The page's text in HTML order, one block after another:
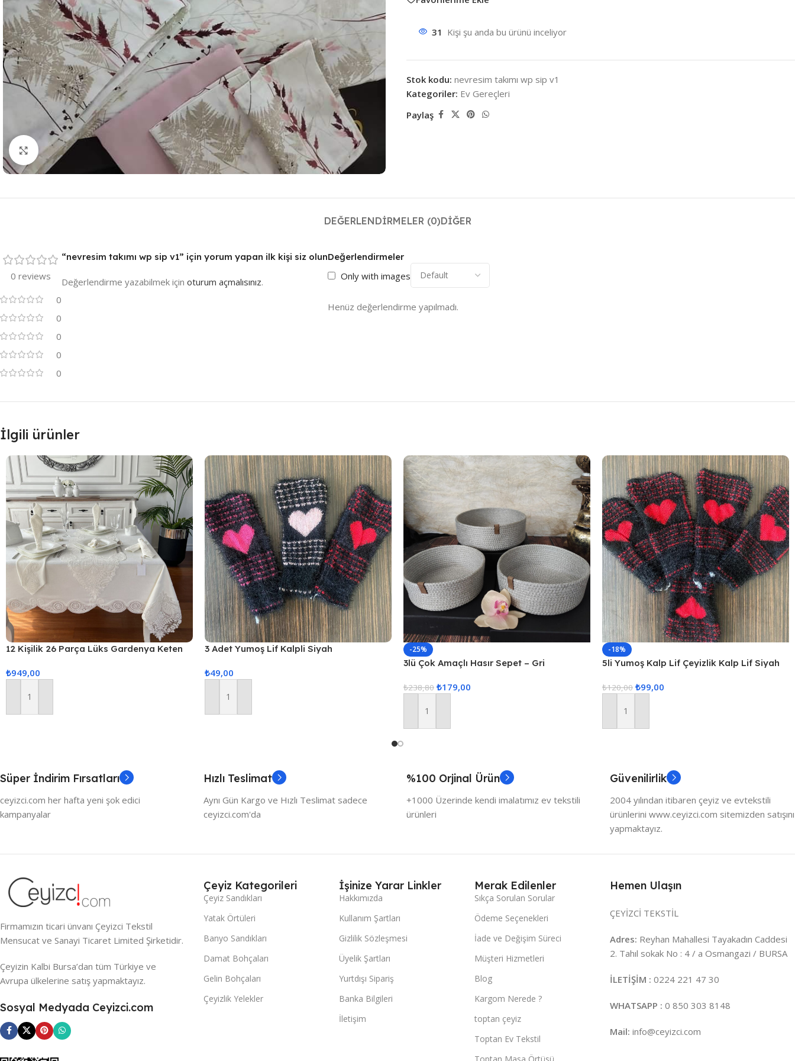
Resmi Büyüt
31 Kişi şu anda bu ürünü inceliyor
Stok kodu: nevresim takımı wp sip v1
Kategoriler: Ev Gereçleri
Paylaş
DEĞERLENDIRMELER (0)DIĞER
0 reviews
0
0
0
0
0
Değerlendirmeler
Only with images
Henüz değerlendirme yapılmadı.
“nevresim takımı wp sip v1” için yorum yapan ilk kişi siz olun
Değerlendirme yazabilmek için oturum açmalısınız.
İlgili ürünler
12 Kişilik 26 Parça Lüks Gardenya Keten
₺949,00
Sepete Ekle
3 Adet Yumoş Lif Kalpli Siyah
₺49,00
Sepete Ekle
-25%
3lü Çok Amaçlı Hasır Sepet – Gri
₺238,80 ₺179,00
Sepete Ekle
-18%
5li Yumoş Kalp Lif Çeyizlik Kalp Lif Siyah
₺120,00 ₺99,00
Sepete Ekle
Süper İndirim Fırsatları
ceyizci.com her hafta yeni şok edici
kampanyalar
Hızlı Teslimat
Aynı Gün Kargo ve Hızlı Teslimat sadece
ceyizci.com'da
%100 Orjinal Ürün
+1000 Üzerinde kendi imalatımız ev tekstili
ürünleri
Güvenilirlik
2004 yılından itibaren çeyiz ve evtekstili
ürünlerini www.ceyizci.com sitemizden satışını
yapmaktayız.
Firmamızın ticari ünvanı Çeyizci Tekstil
Mensucat ve Sanayi Ticaret Limited Şirketidir.
Çeyizin Kalbi Bursa’dan tüm Türkiye ve
Avrupa ülkelerine satış yapmaktayız.
Sosyal Medyada Ceyizci.com
Çeyiz Kategorileri
Çeyiz Sandıkları
Yatak Örtüleri
Banyo Sandıkları
Damat Bohçaları
Gelin Bohçaları
Çeyizlik Yelekler
İşinize Yarar Linkler
Hakkımızda
Kullanım Şartları
Gizlilik Sözleşmesi
Üyelik Şartları
Yurtdışı Sipariş
Banka Bilgileri
İletişim
Merak Edilenler
Sıkça Sorulan Sorular
Ödeme Seçenekleri
İade ve Değişim Süreci
Müşteri Hizmetleri
Blog
Kargom Nerede ?
toptan çeyiz
Toptan Ev Tekstil
Hemen Ulaşın
ÇEYİZCİ TEKSTİL
Adres: Reyhan Mahallesi Tayakadın Caddesi
2. Tahıl sokak No : 4 / a Osmangazi / BURSA
İLETİŞİM : 0224 221 47 30
WHATSAPP : 0 850 303 8148
Mail: info@ceyizci.com